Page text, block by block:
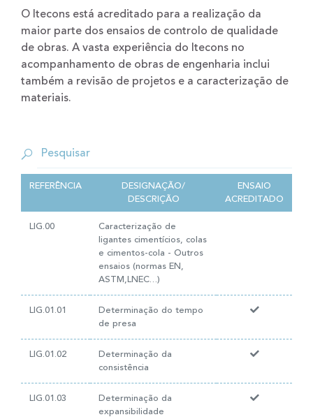
O Itecons está acreditado para a realização da
maior parte dos ensaios de controlo de qualidade
de obras. A vasta experiência do Itecons no
acompanhamento de obras de engenharia inclui
também a revisão de projetos e a caracterização de
materiais.
REFERÊNCIA
DESIGNAÇÃO/
DESCRIÇÃO
ENSAIO
ACREDITADO
LIG.00
Caracterização de
ligantes cimentícios, colas
e cimentos-cola - Outros
ensaios (normas EN,
ASTM,LNEC…)
LIG.01.01
Determinação do tempo
de presa
LIG.01.02
Determinação da
consistência
LIG.01.03
Determinação da
expansibilidade